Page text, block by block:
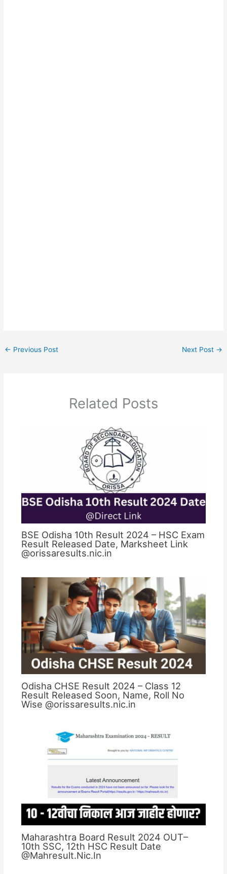
← Previous Post Next Post →
Related Posts
BSE Odisha 10th Result 2024 – HSC Exam
Result Released Date, Marksheet Link
@orissaresults.nic.in
Odisha CHSE Result 2024 – Class 12
Result Released Soon, Name, Roll No
Wise @orissaresults.nic.in
Maharashtra Board Result 2024 OUT–
10th SSC, 12th HSC Result Date
@Mahresult.Nic.In